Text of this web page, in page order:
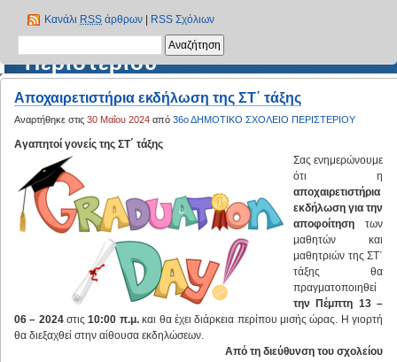
Το Ιστολόγιο του 36ου
Δημοτικού Σχολείου
Περιστερίου
Κανάλι RSS άρθρων RSS Σχόλιων
Αποχαιρετιστήρια εκδήλωση της ΣΤ΄ τάξης
Αναρτήθηκε στις 30 Μαΐου 2024 από 36ο ΔΗΜΟΤΙΚΟ ΣΧΟΛΕΙΟ ΠΕΡΙΣΤΕΡΙΟΥ
Αγαπητοί γονείς της ΣΤ΄ τάξης
Σας ενημερώνουμε
ότι η
αποχαιρετιστήρια
εκδήλωση για την
αποφοίτηση των
μαθητών και
μαθητριών της ΣΤ΄
τάξης θα
πραγματοποιηθεί
την Πέμπτη 13 –
06 – 2024στις 10:00 π.μ.και θα έχει διάρκεια περίπου μισής ώρας. Η γιορτή
θα διεξαχθεί στην αίθουσα εκδηλώσεων.
Από τη διεύθυνση του σχολείου